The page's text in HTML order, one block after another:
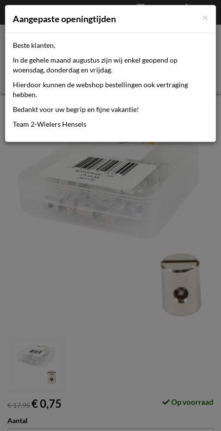
€0,00
Afrekenen
Mijn account
Bofix schroefnippel 7x9 P/ST
€ 17,95€ 0,75 Op voorraad
Aantal
×
Aangepaste openingtijden
Beste klanten,
In de gehele maand augustus zijn wij enkel geopend op
woensdag, donderdag en vrijdag.
Hierdoor kunnen de webshop bestellingen ook vertraging
hebben.
Bedankt voor uw begrip en fijne vakantie!
Team 2-Wielers Hensels